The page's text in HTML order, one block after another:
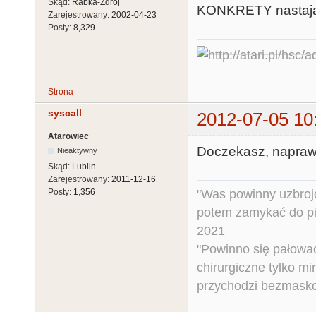
Skąd: Rabka-Zdrój
Zarejestrowany: 2002-04-23
Posty: 8,329
KONKRETY
Strona
syscall 2012-07-05
Atarowiec
Nieaktywny
Skąd: Lublin
Zarejestrowany: 2011-12-16
Posty: 1,356
Doczekasz,
"Was powinny
potem zamykać do
2021
"Powinno się
chirurgiczne tylko
przychodzi